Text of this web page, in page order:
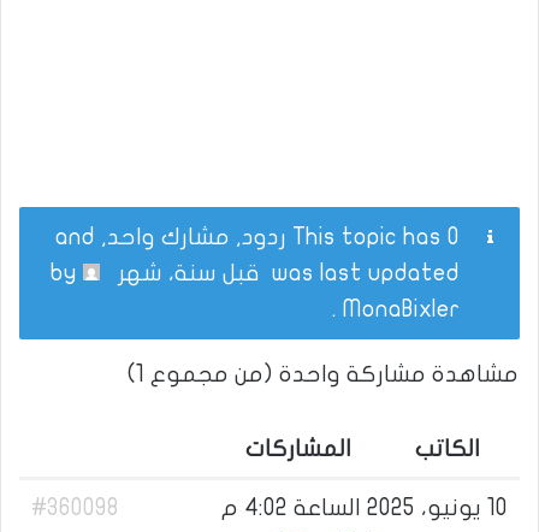
This topic has 0 ردود, مشارك واحد, and
was last updated قبل سنة، شهر
MonaBixler
.
مشاهدة مشاركة واحدة (من مجموع 1)
الكاتب المشاركات
10 يونيو، 2025 الساعة 4:02 م
#360098